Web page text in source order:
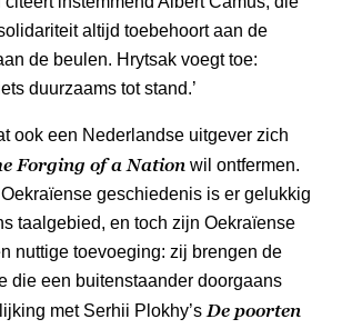
altijd toebehoort aan de
de beulen. Hrytsak voegt toe:
duurzaams tot stand.’
ook een Nederlandse uitgever zich
Forging of a Nation wil ontfermen.
geschiedenis is er gelukkig
taalgebied, en toch zijn Oekraïense
nuttige toevoeging: zij brengen de
die een buitenstaander doorgaans
met Serhii Plokhy’s De poorten